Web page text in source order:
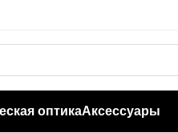
оптикаАксессуары